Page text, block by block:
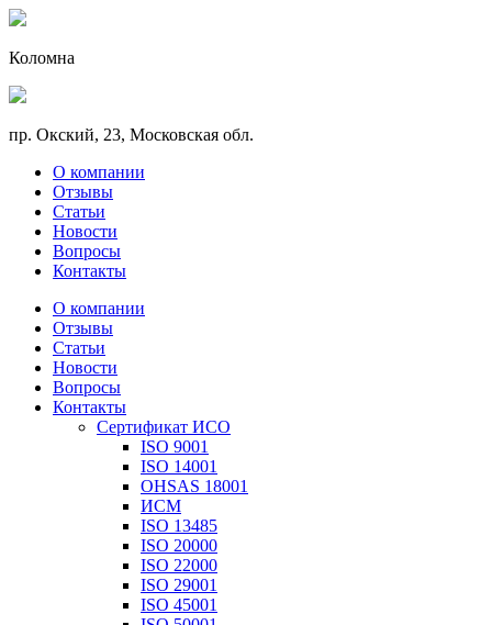
Коломна
пр. Окский, 23, Московская обл.
О компании
Отзывы
Статьи
Новости
Вопросы
Контакты
О компании
Отзывы
Статьи
Новости
Вопросы
Контакты
Сертификат ИСО
ISO 9001
ISO 14001
OHSAS 18001
ИСМ
ISO 13485
ISO 20000
ISO 22000
ISO 29001
ISO 45001